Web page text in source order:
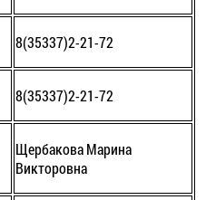
8(35337)2-21-72
8(35337)2-21-72
Щербакова Марина
Викторовна